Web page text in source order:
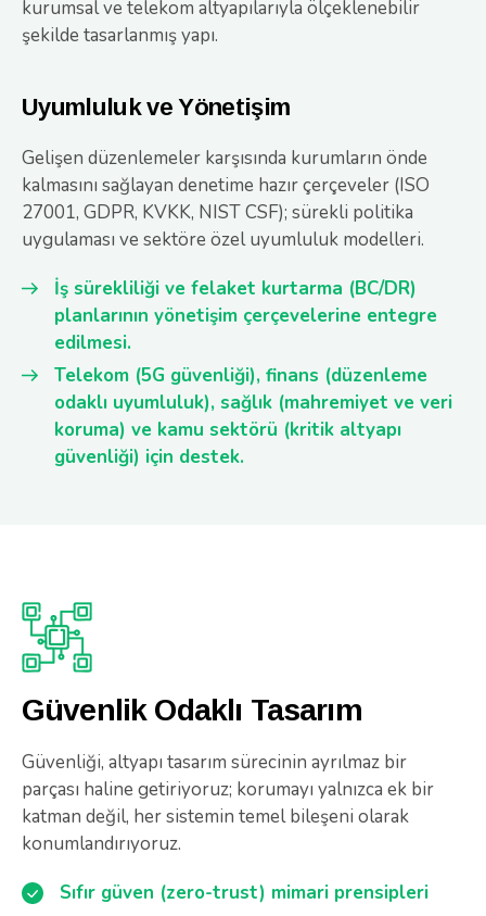
kurumsal ve telekom altyapılarıyla ölçeklenebilir
şekilde tasarlanmış yapı.
Uyumluluk ve Yönetişim
Gelişen düzenlemeler karşısında kurumların önde
kalmasını sağlayan denetime hazır çerçeveler (ISO
27001, GDPR, KVKK, NIST CSF); sürekli politika
uygulaması ve sektöre özel uyumluluk modelleri.
İş sürekliliği ve felaket kurtarma (BC/DR)
planlarının yönetişim çerçevelerine entegre
edilmesi.
Telekom (5G güvenliği), finans (düzenleme
odaklı uyumluluk), sağlık (mahremiyet ve veri
koruma) ve kamu sektörü (kritik altyapı
güvenliği) için destek.
Güvenlik Odaklı Tasarım
Güvenliği, altyapı tasarım sürecinin ayrılmaz bir
parçası haline getiriyoruz; korumayı yalnızca ek bir
katman değil, her sistemin temel bileşeni olarak
konumlandırıyoruz.
Sıfır güven (zero-trust) mimari prensipleri